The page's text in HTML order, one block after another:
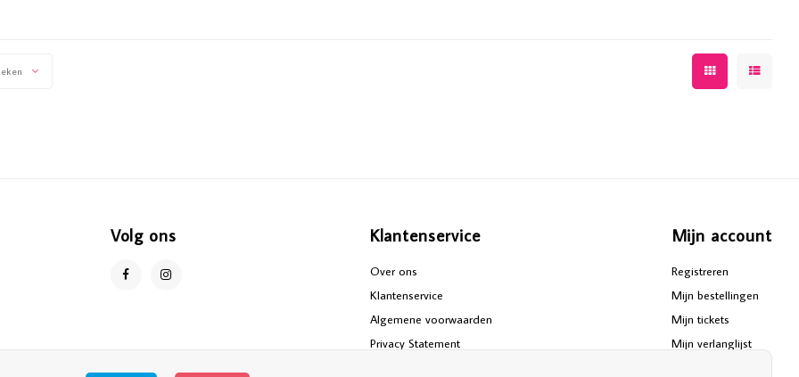
Volg ons Klantenservice
Over ons
Klantenservice
Algemene voorwaarden
Privacy Statement
Mijn account
Registreren
Mijn bestellingen
Mijn tickets
Mijn verlanglijst